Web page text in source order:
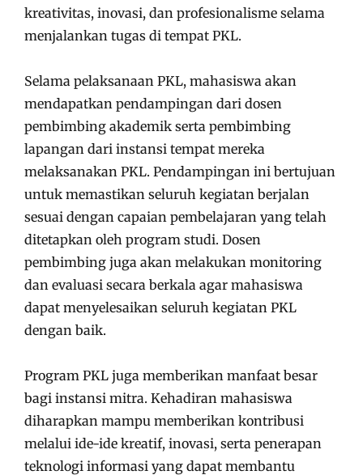
kreativitas, inovasi, dan profesionalisme selama
menjalankan tugas di tempat PKL.
Selama pelaksanaan PKL, mahasiswa akan
mendapatkan pendampingan dari dosen
pembimbing akademik serta pembimbing
lapangan dari instansi tempat mereka
melaksanakan PKL. Pendampingan ini bertujuan
untuk memastikan seluruh kegiatan berjalan
sesuai dengan capaian pembelajaran yang telah
ditetapkan oleh program studi. Dosen
pembimbing juga akan melakukan monitoring
dan evaluasi secara berkala agar mahasiswa
dapat menyelesaikan seluruh kegiatan PKL
dengan baik.
Program PKL juga memberikan manfaat besar
bagi instansi mitra. Kehadiran mahasiswa
diharapkan mampu memberikan kontribusi
melalui ide-ide kreatif, inovasi, serta penerapan
teknologi informasi yang dapat membantu